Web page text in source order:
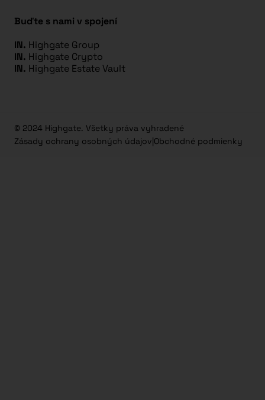
Buďte s nami v spojení
IN. Highgate Group
IN. Highgate Crypto
IN. Highgate Estate Vault
© 2024 Highgate. Všetky práva vyhradené
Zásady ochrany osobných údajov|Obchodné podmienky